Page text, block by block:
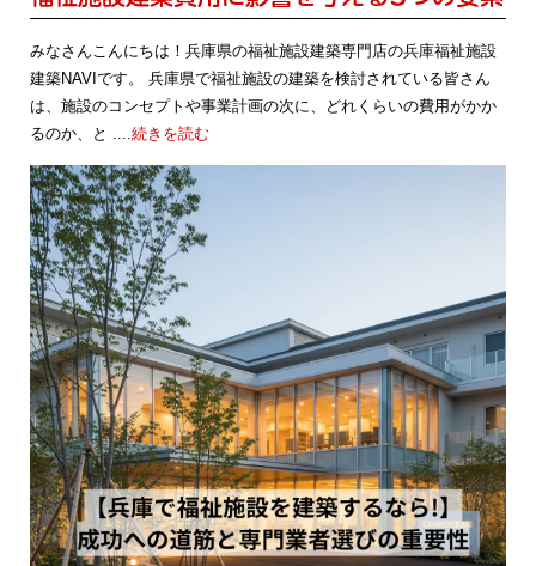
みなさんこんにちは！兵庫県の福祉施設建築専門店の兵庫福祉施設
建築NAVIです。 兵庫県で福祉施設の建築を検討されている皆さん
は、施設のコンセプトや事業計画の次に、どれくらいの費用がかか
るのか、と ....続きを読む